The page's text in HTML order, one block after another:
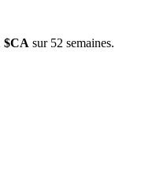
$CA sur 52 semaines.